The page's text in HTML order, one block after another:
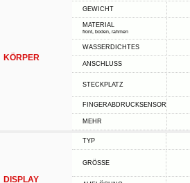
KÖRPER
GEWICHT
MATERIAL
front, boden, rahmen
WASSERDICHTES
ANSCHLUSS
STECKPLATZ
FINGERABDRUCKSENSOR
MEHR
DISPLAY
TYP
GRÖSSE